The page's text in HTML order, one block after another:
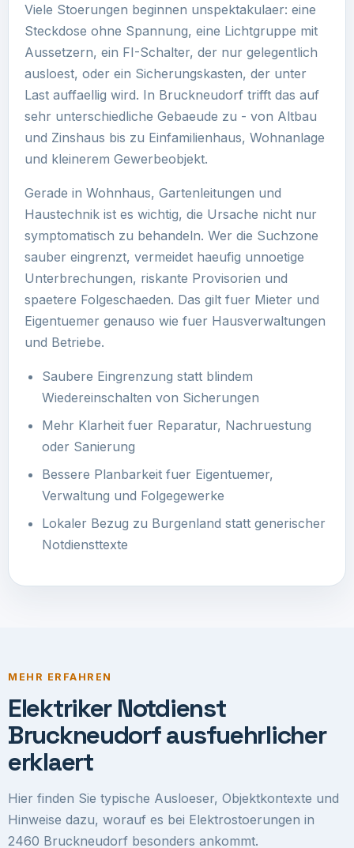
Viele Stoerungen beginnen unspektakulaer: eine
Steckdose ohne Spannung, eine Lichtgruppe mit
Aussetzern, ein FI-Schalter, der nur gelegentlich
ausloest, oder ein Sicherungskasten, der unter
Last auffaellig wird. In Bruckneudorf trifft das auf
sehr unterschiedliche Gebaeude zu - von Altbau
und Zinshaus bis zu Einfamilienhaus, Wohnanlage
und kleinerem Gewerbeobjekt.
Gerade in Wohnhaus, Gartenleitungen und
Haustechnik ist es wichtig, die Ursache nicht nur
symptomatisch zu behandeln. Wer die Suchzone
sauber eingrenzt, vermeidet haeufig unnoetige
Unterbrechungen, riskante Provisorien und
spaetere Folgeschaeden. Das gilt fuer Mieter und
Eigentuemer genauso wie fuer Hausverwaltungen
und Betriebe.
Saubere Eingrenzung statt blindem
Wiedereinschalten von Sicherungen
Mehr Klarheit fuer Reparatur, Nachruestung
oder Sanierung
Bessere Planbarkeit fuer Eigentuemer,
Verwaltung und Folgegewerke
Lokaler Bezug zu Burgenland statt generischer
Notdiensttexte
MEHR ERFAHREN
Elektriker Notdienst
Bruckneudorf ausfuehrlicher
erklaert
Hier finden Sie typische Ausloeser, Objektkontexte und
Hinweise dazu, worauf es bei Elektrostoerungen in
2460 Bruckneudorf besonders ankommt.